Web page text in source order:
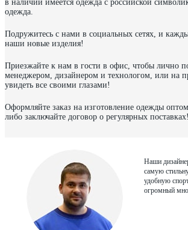
в наличии имеется одежда с российской
одежда.
Подружитесь с нами в социальных сетях, и
наши новые изделия!
Приезжайте к нам в гости в офис, чтобы лично
менеджером, дизайнером и технологом, или на
увидеть все своими глазами!
Оформляйте заказ на изготовление одежды
либо заключайте договор о регулярных поставках!
Наши
самую
удобную
огромный